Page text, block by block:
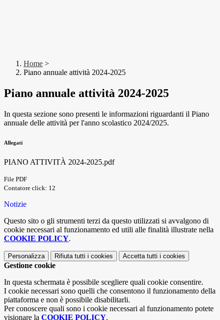
Home >
Piano annuale attività 2024-2025
Piano annuale attività 2024-2025
In questa sezione sono presenti le informazioni riguardanti il Piano
annuale delle attività per l'anno scolastico 2024/2025.
Allegati
PIANO ATTIVITÀ 2024-2025.pdf
File PDF
Contatore click: 12
Notizie
Questo sito o gli strumenti terzi da questo utilizzati si avvalgono di
cookie necessari al funzionamento ed utili alle finalità illustrate nella
COOKIE POLICY.
Personalizza Rifiuta tutti i cookies Accetta tutti i cookies
Gestione cookie
In questa schermata è possibile scegliere quali cookie consentire.
I cookie necessari sono quelli che consentono il funzionamento della
piattaforma e non è possibile disabilitarli.
Per conoscere quali sono i cookie necessari al funzionamento potete
visionare la COOKIE POLICY.